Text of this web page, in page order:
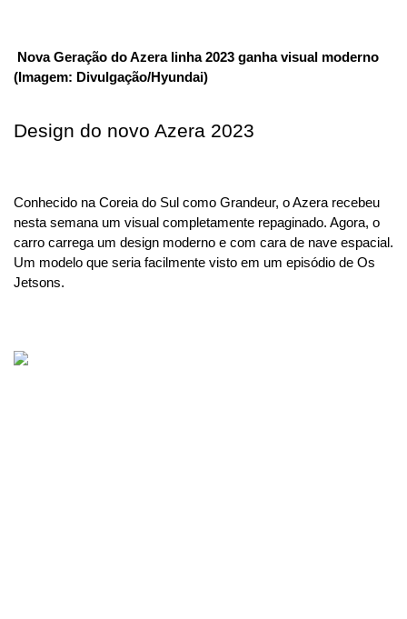
Nova Geração do Azera linha 2023 ganha visual moderno
(Imagem: Divulgação/Hyundai)
Design do novo Azera 2023
Conhecido na Coreia do Sul como Grandeur, o Azera recebeu
nesta semana um visual completamente repaginado. Agora, o
carro carrega um design moderno e com cara de nave espacial.
Um modelo que seria facilmente visto em um episódio de Os
Jetsons.